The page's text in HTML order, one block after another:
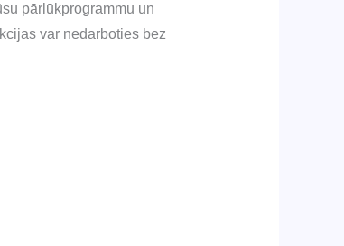
pārlūkprogrammu un
var nedarboties bez